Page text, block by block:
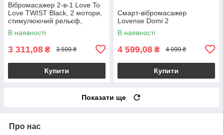
Вібромасажер 2-в-1 Love To
Love TWIST Black, 2 мотори,
стимулюючий рельєф,
водостійкий
В наявності
3 311,08 ₴ 3 599 ₴
Купити
Смарт-вібромасажер
Lovense Domi 2
В наявності
4 599,08 ₴ 4 999 ₴
Купити
Показати ще
Про нас